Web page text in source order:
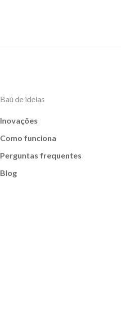
Baú de ideias
Inovações
Como funciona
Perguntas frequentes
Blog